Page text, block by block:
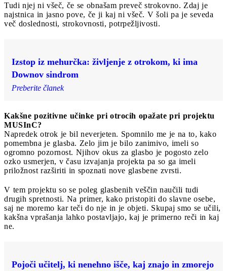
Tudi njej ni všeč, če se obnašam preveč strokovno. Zdaj je
najstnica in jasno pove, če ji kaj ni všeč. V šoli pa je seveda
več doslednosti, strokovnosti, potrpežljivosti.
Izstop iz mehurčka: življenje z otrokom, ki ima
Downov sindrom
Preberite članek
Kakšne pozitivne učinke pri otrocih opažate pri projektu
MUSInC?
Napredek otrok je bil neverjeten. Spomnilo me je na to, kako
pomembna je glasba. Zelo jim je bilo zanimivo, imeli so
ogromno pozornost. Njihov okus za glasbo je pogosto zelo
ozko usmerjen, v času izvajanja projekta pa so ga imeli
priložnost razširiti in spoznati nove glasbene zvrsti.
V tem projektu so se poleg glasbenih veščin naučili tudi
drugih spretnosti. Na primer, kako pristopiti do slavne osebe,
saj ne moremo kar teči do nje in je objeti. Skupaj smo se učili,
kakšna vprašanja lahko postavljajo, kaj je primerno reči in kaj
ne.
Pojoči učitelj, ki nenehno išče, kaj znajo in zmorejo